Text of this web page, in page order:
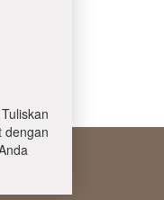
dengan